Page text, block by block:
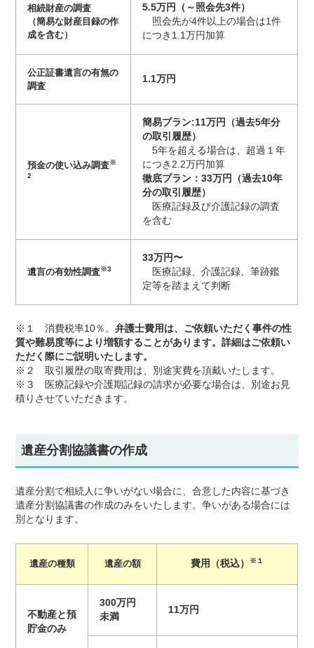
相続財産の調査
（簡易な財産目録の作
成を含む）
5.5万円（～照会先3件）
照会先が4件以上の場合は1件
につき1.1万円加算
公正証書遺言の有無の
調査
1.1万円
預金の使い込み調査※
2
簡易プラン:11万円（過去5年分
の取引履歴）
5年を超える場合は、超過１年
につき2.2万円加算
徹底プラン：33万円（過去10年
分の取引履歴）
医療記録及び介護記録の調査
を含む
遺言の有効性調査※3
33万円〜
医療記録、介護記録、筆跡鑑
定等を踏まえて判断
※１ 消費税率10％。弁護士費用は、ご依頼いただく事件の性
質や難易度等により増額することがあります。詳細はご依頼い
ただく際にご説明いたします。
※２ 取引履歴の取寄費用は、別途実費を頂戴いたします。
※３ 医療記録や介護期記録の請求が必要な場合は、別途お見
積りさせていただきます。
遺産分割協議書の作成
遺産分割で相続人に争いがない場合に、合意した内容に基づき
遺産分割協議書の作成のみをいたします。争いがある場合には
別となります。
遺産の種類 遺産の額 費用（税込） ※１
不動産と預
貯金のみ
300万円
未満
11万円